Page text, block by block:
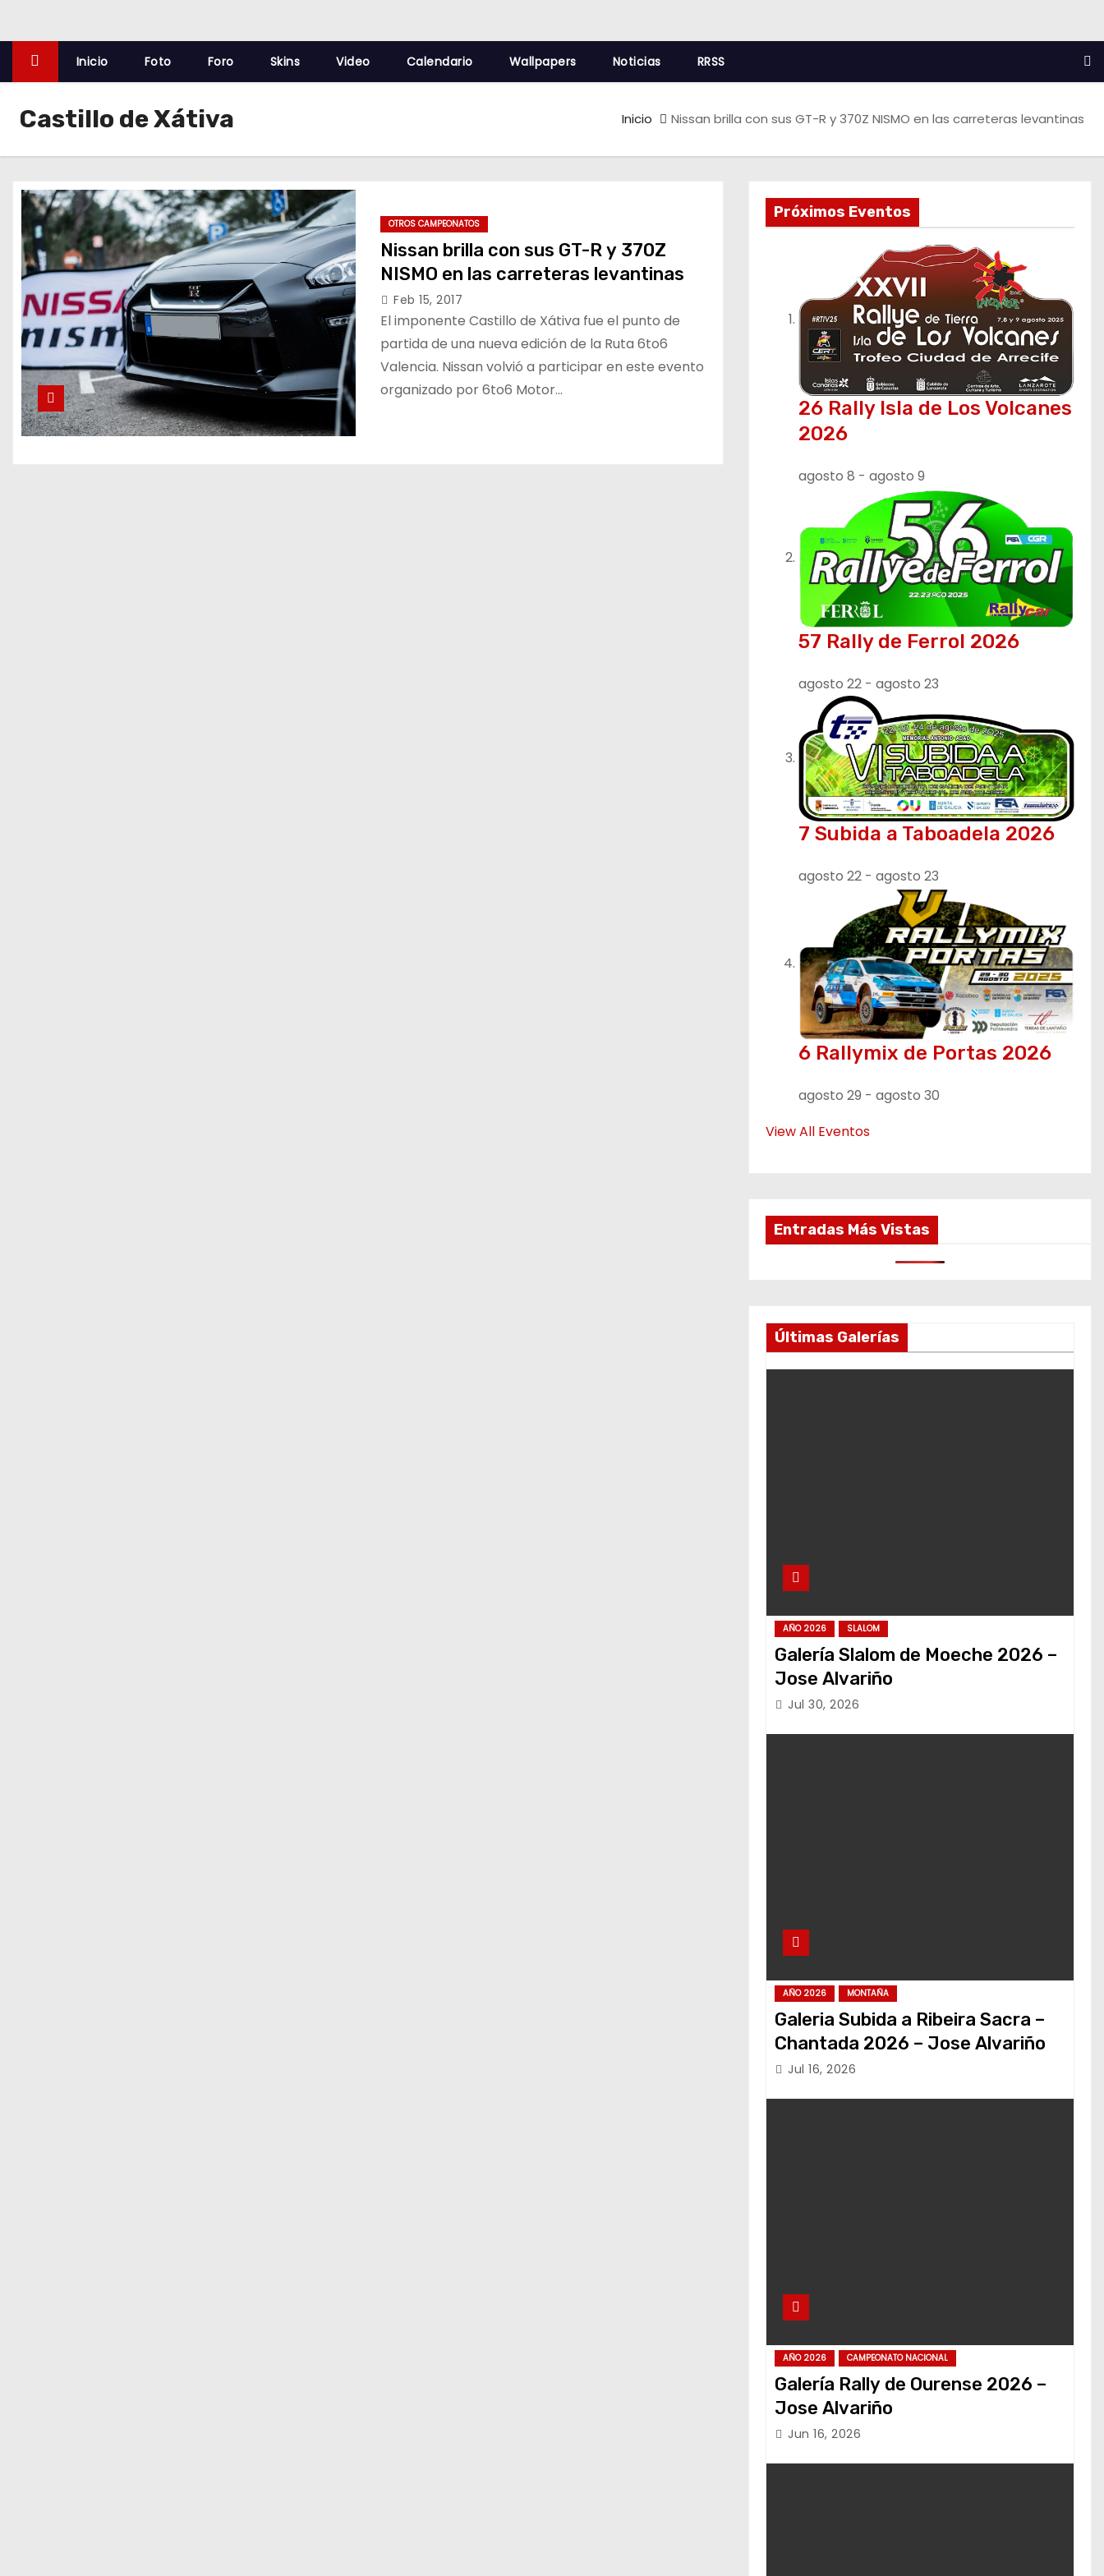
Inicio Foto Foro Skins Video Calendario Wallpapers Noticias RRSS
Castillo de Xátiva Inicio Nissan brilla con sus GT-R y 370Z NISMO en las carreteras levantinas
OTROS CAMPEONATOS
Nissan brilla con sus GT-R y 370Z
NISMO en las carreteras levantinas
Feb 15, 2017
El imponente Castillo de Xátiva fue el punto de
partida de una nueva edición de la Ruta 6to6
Valencia. Nissan volvió a participar en este evento
organizado por 6to6 Motor…
Próximos Eventos
26 Rally Isla de Los Volcanes
2026
agosto 8 - agosto 9
57 Rally de Ferrol 2026
agosto 22 - agosto 23
7 Subida a Taboadela 2026
agosto 22 - agosto 23
6 Rallymix de Portas 2026
agosto 29 - agosto 30
View All Eventos
Entradas Más Vistas
Últimas Galerías
AÑO 2026 SLALOM
Galería Slalom de Moeche 2026 –
Jose Alvariño
Jul 30, 2026
AÑO 2026 MONTAÑA
Galeria Subida a Ribeira Sacra –
Chantada 2026 – Jose Alvariño
Jul 16, 2026
AÑO 2026 CAMPEONATO NACIONAL
Galería Rally de Ourense 2026 –
Jose Alvariño
Jun 16, 2026